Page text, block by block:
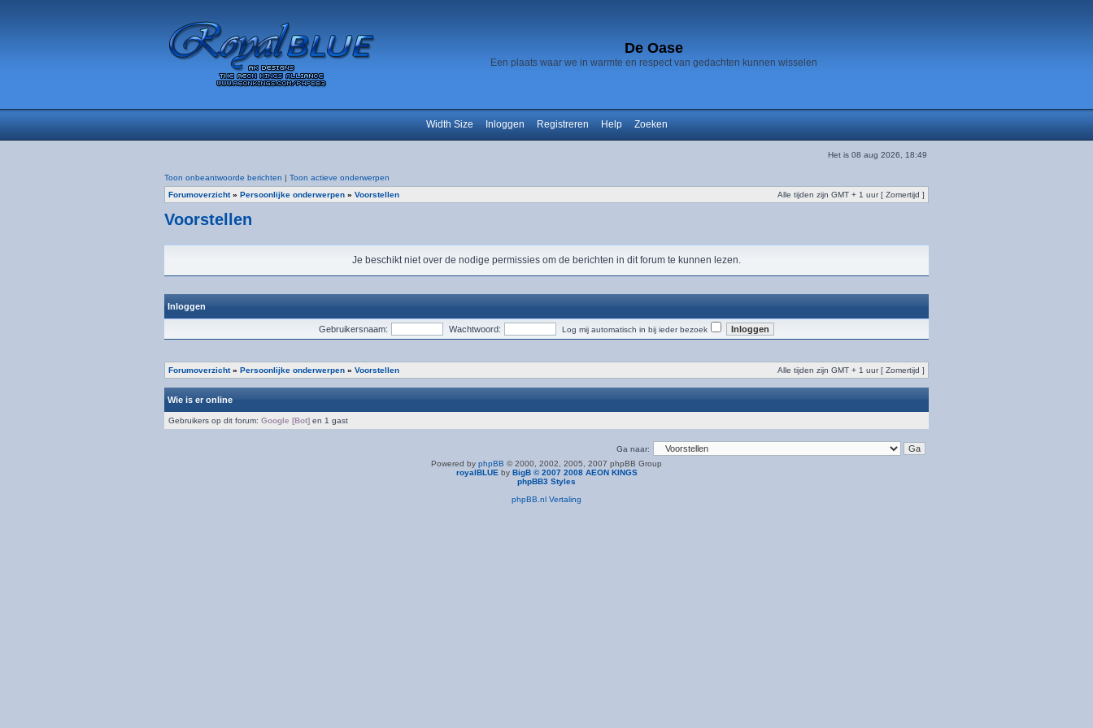
De Oase
Een plaats waar we in warmte en respect van gedachten kunnen wisselen
Width Size Inloggen Registreren Help Zoeken
Het is 08 aug 2026, 18:49
Toon onbeantwoorde berichten | Toon actieve onderwerpen
Forumoverzicht» Persoonlijke onderwerpen» Voorstellen Alle tijden zijn GMT + 1 uur [ Zomertijd ]
Voorstellen
Je beschikt niet over de nodige permissies om de berichten in dit forum te kunnen lezen.
Inloggen
Gebruikersnaam: Wachtwoord: Log mij automatisch in bij ieder bezoek
Forumoverzicht» Persoonlijke onderwerpen» Voorstellen Alle tijden zijn GMT + 1 uur [ Zomertijd ]
Wie is er online
Gebruikers op dit forum: Google [Bot]en 1 gast
Ga naar:
Powered by phpBB © 2000, 2002, 2005, 2007 phpBB Group
royalBLUE by BigB © 2007 2008 AEON KINGS
phpBB3 Styles
phpBB.nl Vertaling